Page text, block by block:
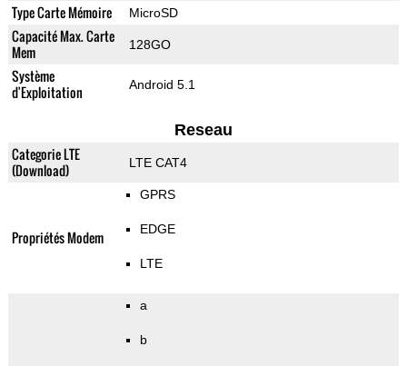
Type Carte Mémoire MicroSD
Capacité Max. Carte
Mem
128GO
Système
d'Exploitation
Android 5.1
Reseau
Categorie LTE
(Download)
LTE CAT4
Propriétés Modem
GPRS
EDGE
LTE
a
b